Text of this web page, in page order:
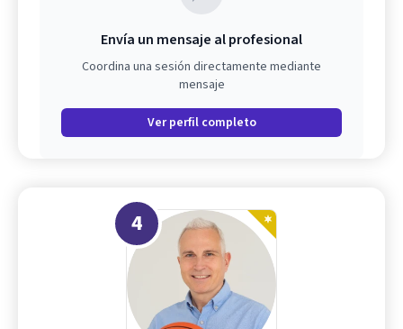
Envía un mensaje al profesional
Coordina una sesión directamente mediante
mensaje
Ver perfil completo
4